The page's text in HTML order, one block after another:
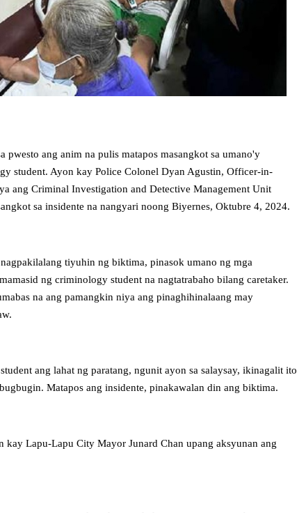
pwesto ang anim na pulis matapos masangkot sa umano'y
student. Ayon kay Police Colonel Dyan Agustin, Officer-in-
ang Criminal Investigation and Detective Management Unit
sa insidente na nangyari noong Biyernes, Oktubre 4, 2024.
tiyuhin ng biktima, pinasok umano ng mga
ng criminology student na nagtatrabaho bilang caretaker.
na ang pamangkin niya ang pinaghihinalaang may
ang lahat ng paratang, ngunit ayon sa salaysay, ikinagalit ito
Matapos ang insidente, pinakawalan din ang biktima.
kay Lapu-Lapu City Mayor Junard Chan upang aksyunan ang